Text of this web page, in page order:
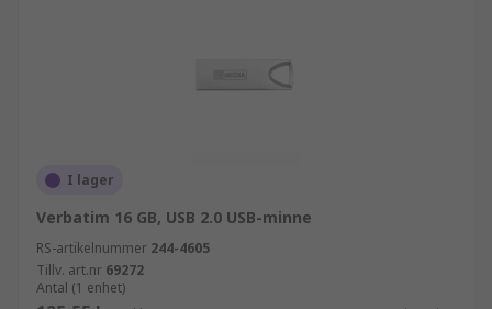
I lager
Verbatim 16 GB, USB 2.0 USB-minne
RS-artikelnummer 244-4605
Tillv. art.nr 69272
Antal (1 enhet)